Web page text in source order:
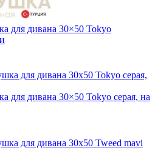
для дивана 30×50 Tokyo
для дивана 30×50 Tokyo серая, на